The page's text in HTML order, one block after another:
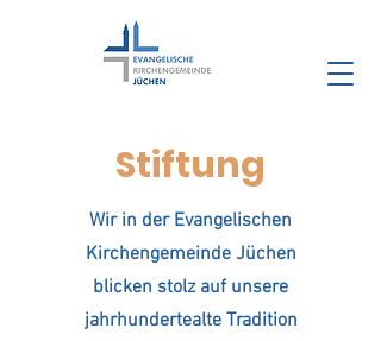
Stiftung
Wir in der Evangelischen
Kirchengemeinde Jüchen
blicken stolz auf unsere
jahrhundertealte Tradition